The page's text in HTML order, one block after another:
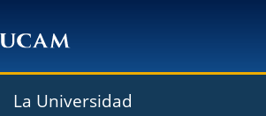
La Universidad